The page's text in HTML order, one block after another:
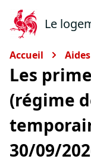
Le
Accueil Aides
Les
(régime
30/09/